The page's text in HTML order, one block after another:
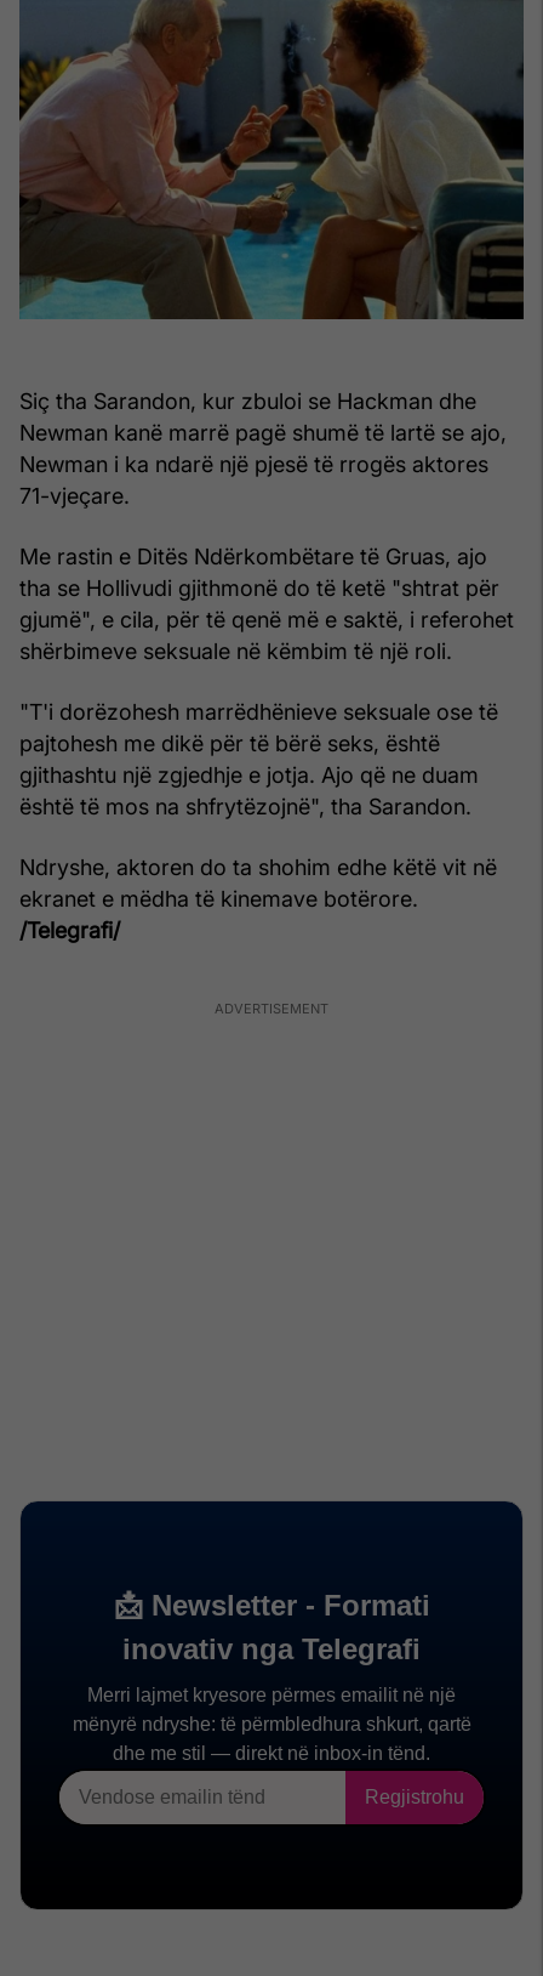
Siç tha Sarandon, kur zbuloi se Hackman dhe
Newman kanë marrë pagë shumë të lartë se ajo,
Newman i ka ndarë një pjesë të rrogës aktores
71-vjeçare.
Me rastin e Ditës Ndërkombëtare të Gruas, ajo
tha se Hollivudi gjithmonë do të ketë "shtrat për
gjumë", e cila, për të qenë më e saktë, i referohet
shërbimeve seksuale në këmbim të një roli.
"T'i dorëzohesh marrëdhënieve seksuale ose të
pajtohesh me dikë për të bërë seks, është
gjithashtu një zgjedhje e jotja. Ajo që ne duam
është të mos na shfrytëzojnë", tha Sarandon.
Ndryshe, aktoren do ta shohim edhe këtë vit në
ekranet e mëdha të kinemave botërore.
/Telegrafi/